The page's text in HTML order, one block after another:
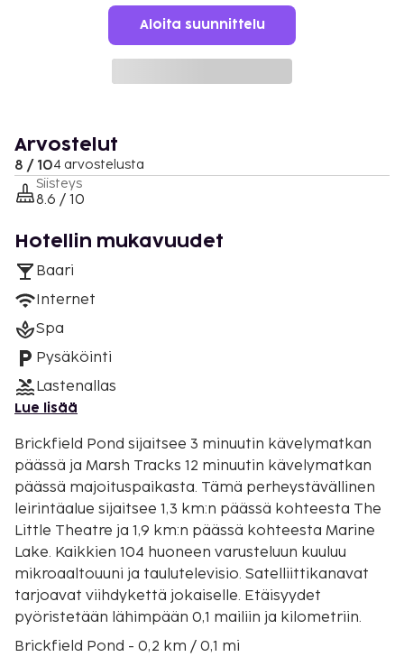
Aloita suunnittelu
Arvostelut
8 / 104 arvostelusta
Siisteys
8.6 / 10
Hotellin mukavuudet
Baari
Internet
Spa
Pysäköinti
Lastenallas
Lue lisää
Brickfield Pond sijaitsee 3 minuutin kävelymatkan
päässä ja Marsh Tracks 12 minuutin kävelymatkan
päässä majoituspaikasta. Tämä perheystävällinen
leirintäalue sijaitsee 1,3 km:n päässä kohteesta The
Little Theatre ja 1,9 km:n päässä kohteesta Marine
Lake. Kaikkien 104 huoneen varusteluun kuuluu
mikroaaltouuni ja taulutelevisio. Satelliittikanavat
tarjoavat viihdykettä jokaiselle. Etäisyydet
pyöristetään lähimpään 0,1 mailiin ja kilometriin.
Brickfield Pond - 0,2 km / 0,1 mi